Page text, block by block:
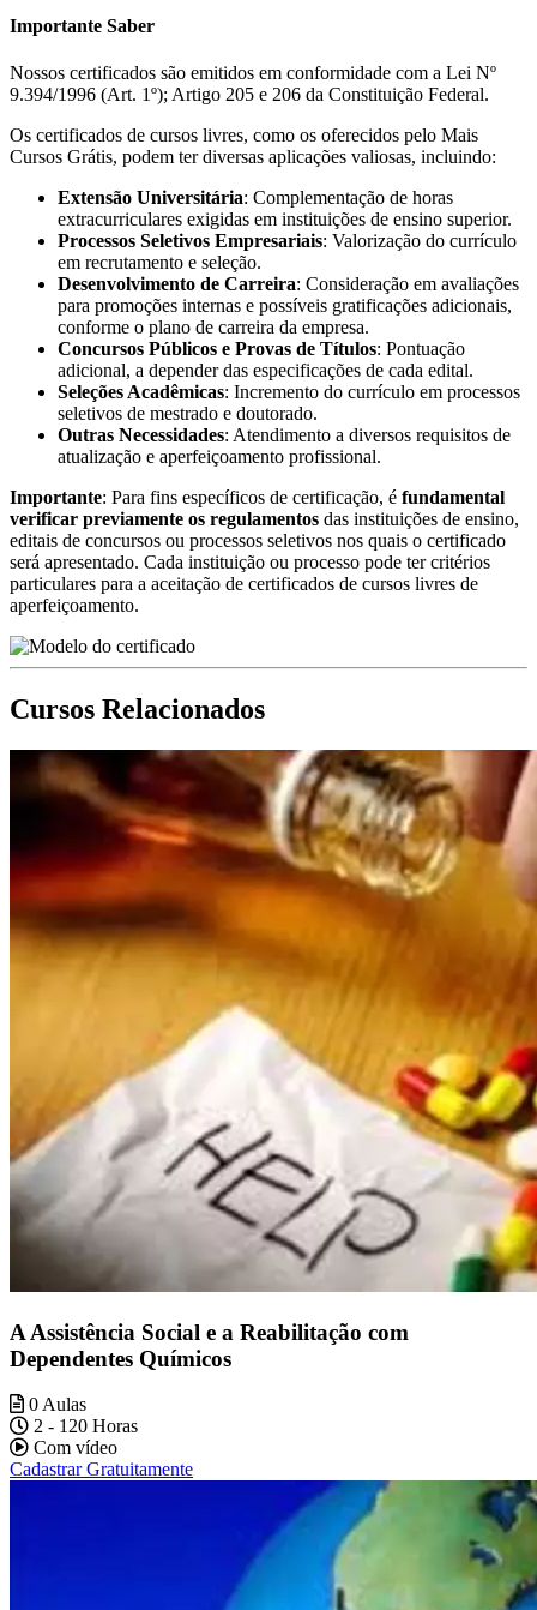
Importante Saber
Nossos certificados são emitidos em conformidade com a Lei Nº
9.394/1996 (Art. 1º); Artigo 205 e 206 da Constituição Federal.
Os certificados de cursos livres, como os oferecidos pelo Mais
Cursos Grátis, podem ter diversas aplicações valiosas, incluindo:
Extensão Universitária: Complementação de horas
extracurriculares exigidas em instituições de ensino superior.
Processos Seletivos Empresariais: Valorização do currículo
em recrutamento e seleção.
Desenvolvimento de Carreira: Consideração em avaliações
para promoções internas e possíveis gratificações adicionais,
conforme o plano de carreira da empresa.
Concursos Públicos e Provas de Títulos: Pontuação
adicional, a depender das especificações de cada edital.
Seleções Acadêmicas: Incremento do currículo em processos
seletivos de mestrado e doutorado.
Outras Necessidades: Atendimento a diversos requisitos de
atualização e aperfeiçoamento profissional.
Importante: Para fins específicos de certificação, é fundamental
verificar previamente os regulamentos das instituições de ensino,
editais de concursos ou processos seletivos nos quais o certificado
será apresentado. Cada instituição ou processo pode ter critérios
particulares para a aceitação de certificados de cursos livres de
aperfeiçoamento.
Cursos Relacionados
A Assistência Social e a Reabilitação com
Dependentes Químicos
0 Aulas
2 - 120 Horas
Com vídeo
Cadastrar Gratuitamente